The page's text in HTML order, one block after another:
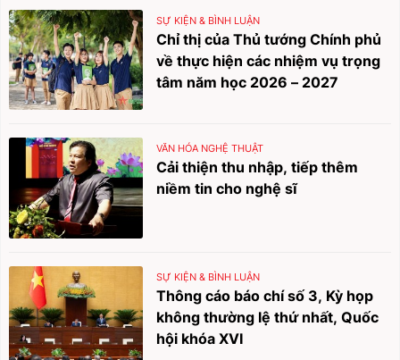
SỰ KIỆN & BÌNH LUẬN
Chỉ thị của Thủ tướng Chính phủ
về thực hiện các nhiệm vụ trọng
tâm năm học 2026 – 2027
VĂN HÓA NGHỆ THUẬT
Cải thiện thu nhập, tiếp thêm
niềm tin cho nghệ sĩ
SỰ KIỆN & BÌNH LUẬN
Thông cáo báo chí số 3, Kỳ họp
không thường lệ thứ nhất, Quốc
hội khóa XVI